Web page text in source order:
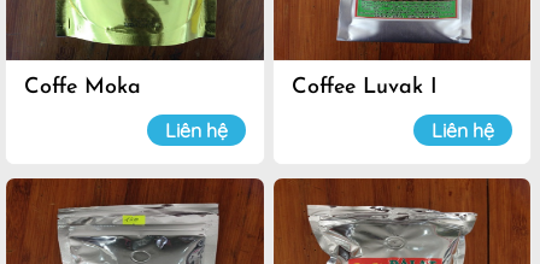
Coffe Moka
Liên hệ
Coffee Luvak I
Liên hệ